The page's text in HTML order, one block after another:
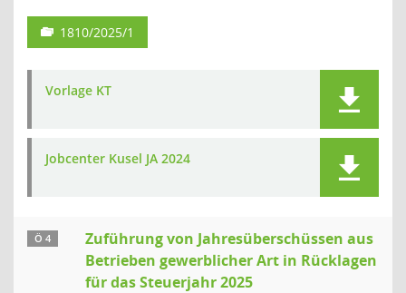
1810/2025/1
Vorlage KT
Jobcenter Kusel JA 2024
Ö 4
Zuführung von Jahresüberschüssen aus
Betrieben gewerblicher Art in Rücklagen
für das Steuerjahr 2025